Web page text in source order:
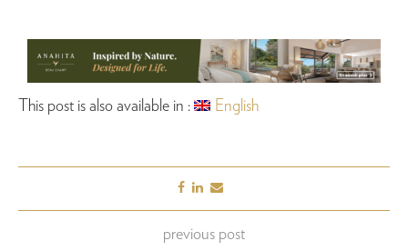
This post is also available in : English
previous post